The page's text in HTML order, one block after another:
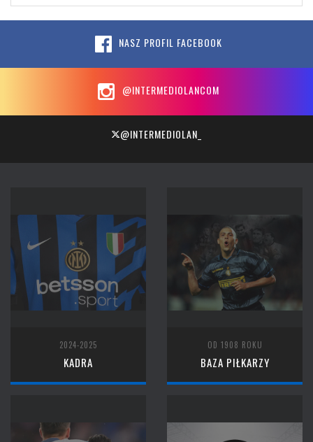
NASZ PROFIL FACEBOOK
@INTERMEDIOLANCOM
@INTERMEDIOLAN_
2024-2025
KADRA
OD 1908 ROKU
BAZA PIŁKARZY